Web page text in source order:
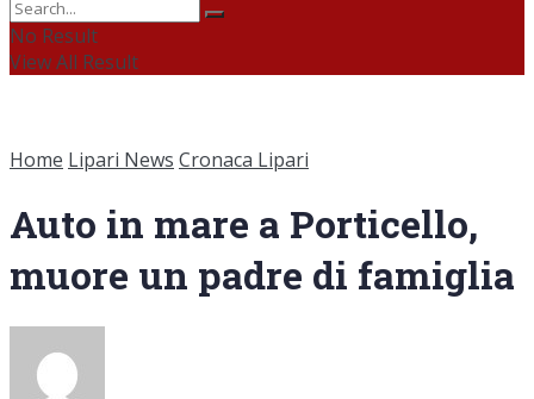
No Result
View All Result
Home Lipari News Cronaca Lipari
Auto in mare a Porticello,
muore un padre di famiglia